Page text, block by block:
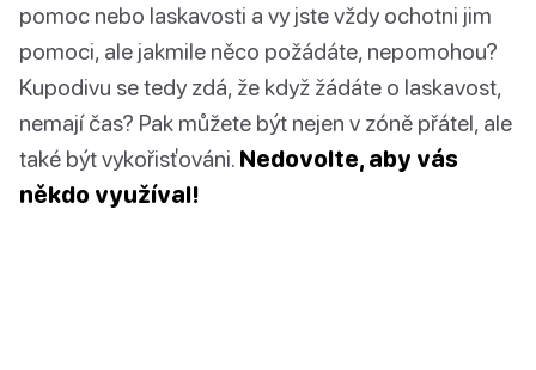
pomoc nebo laskavosti a vy jste vždy ochotni jim
pomoci, ale jakmile něco požádáte, nepomohou?
Kupodivu se tedy zdá, že když žádáte o laskavost,
nemají čas? Pak můžete být nejen v zóně přátel, ale
také být vykořisťováni. Nedovolte, aby vás
někdo využíval!